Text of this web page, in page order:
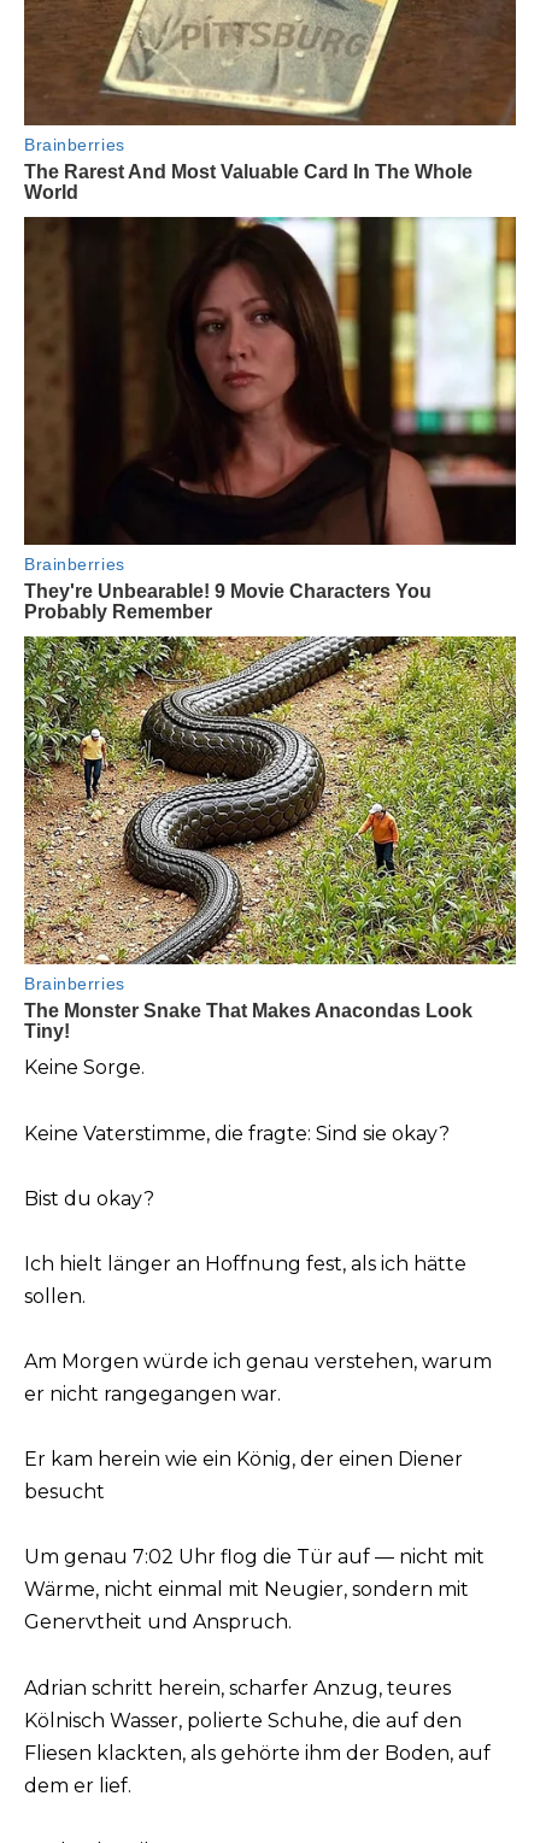
Keine Sorge.
Keine Vaterstimme, die fragte: Sind sie okay?
Bist du okay?
Ich hielt länger an Hoffnung fest, als ich hätte
sollen.
Am Morgen würde ich genau verstehen, warum
er nicht rangegangen war.
Er kam herein wie ein König, der einen Diener
besucht
Um genau 7:02 Uhr flog die Tür auf — nicht mit
Wärme, nicht einmal mit Neugier, sondern mit
Genervtheit und Anspruch.
Adrian schritt herein, scharfer Anzug, teures
Kölnisch Wasser, polierte Schuhe, die auf den
Fliesen klackten, als gehörte ihm der Boden, auf
dem er lief.